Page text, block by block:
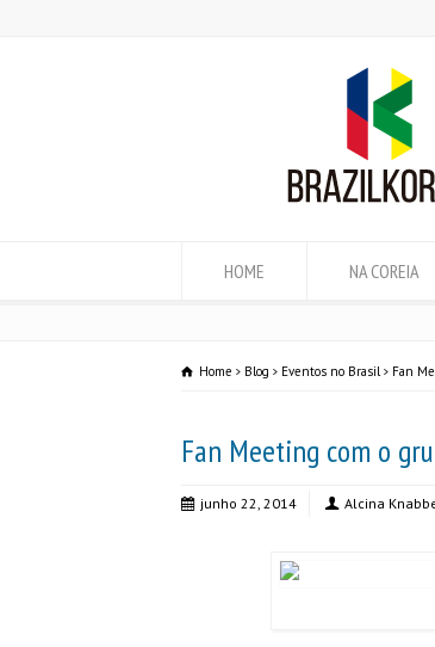
HOME NA COREIA
Home Blog Eventos no Brasil Fan
Fan Meeting com o
junho 22, 2014 Alcina